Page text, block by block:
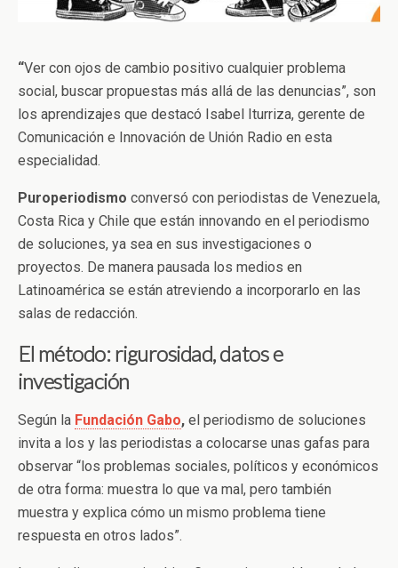
“Ver con ojos de cambio positivo cualquier problema
social, buscar propuestas más allá de las denuncias”, son
los aprendizajes que destacó Isabel Iturriza, gerente de
Comunicación e Innovación de Unión Radio en esta
especialidad.
Puroperiodismo conversó con periodistas de Venezuela,
Costa Rica y Chile que están innovando en el periodismo
de soluciones, ya sea en sus investigaciones o
proyectos. De manera pausada los medios en
Latinoamérica se están atreviendo a incorporarlo en las
salas de redacción.
El método: rigurosidad, datos e
investigación
Según la Fundación Gabo, el periodismo de soluciones
invita a los y las periodistas a colocarse unas gafas para
observar “los problemas sociales, políticos y económicos
de otra forma: muestra lo que va mal, pero también
muestra y explica cómo un mismo problema tiene
respuesta en otros lados”.